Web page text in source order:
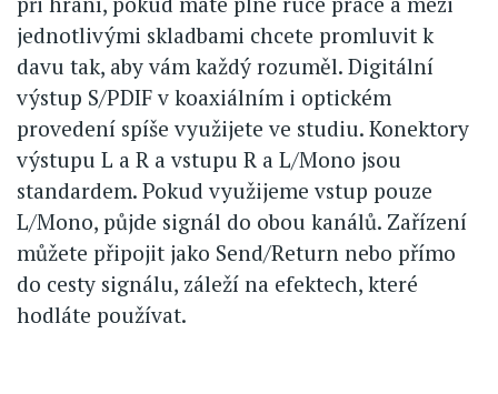
jednotlivými skladbami chcete promluvit k
davu tak, aby vám každý rozuměl. Digitální
výstup S/PDIF v koaxiálním i optickém
provedení spíše využijete ve studiu. Konektory
výstupu L a R a vstupu R a L/Mono jsou
standardem. Pokud využijeme vstup pouze
L/Mono, půjde signál do obou kanálů. Zařízení
můžete připojit jako Send/Return nebo přímo
do cesty signálu, záleží na efektech, které
hodláte používat.